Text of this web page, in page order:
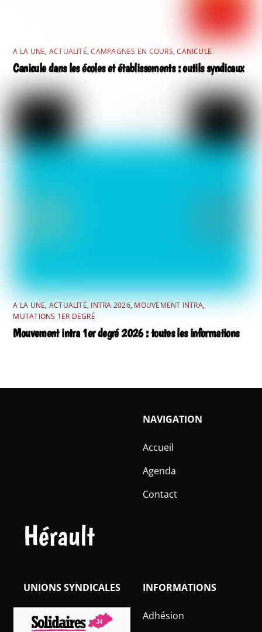
A LA UNE, ACTUALITÉ,CAMPAGNES EN COURS,CANICULE
Canicule dans les écoles et établissements : outils syndicaux
A LA UNE,ACTUALITÉ,INTRA 2026,MOUVEMENT INTRA,
MUTATIONS 1ER DEGRÉ
Mouvement intra 1er degré 2026 : toutes les informations
Hérault
NAVIGATION
Accueil
Agenda
Contact
INFORMATIONS
Adhésion
UNIONS SYNDICALES